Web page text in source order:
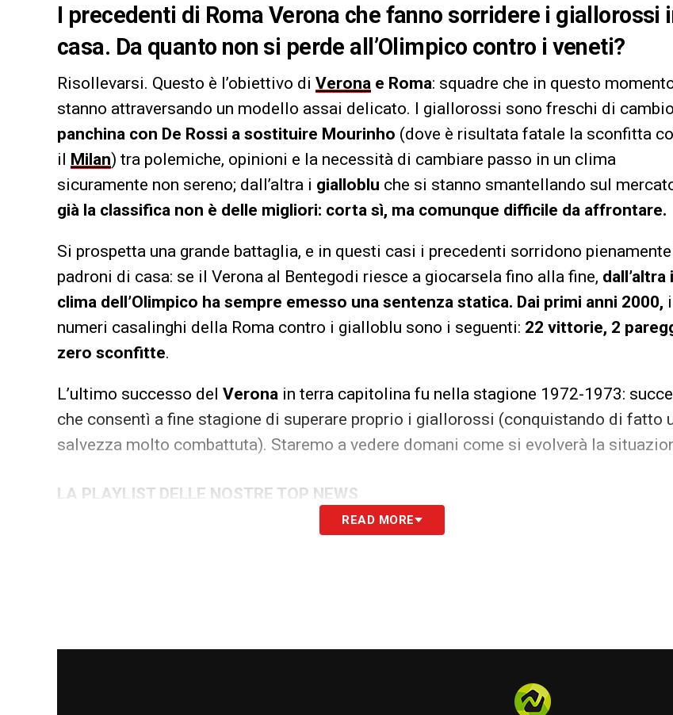
I precedenti di Roma Verona che fanno sorridere i giallorossi
casa. Da quanto non si perde all’Olimpico contro i veneti?
Risollevarsi. Questo è l’obiettivo di Verona e Roma: squadre che in questo
stanno attraversando un modello assai delicato. I giallorossi sono freschi di cambio
panchina con De Rossi a sostituire Mourinho (dove è risultata fatale la sconfitta
il Milan) tra polemiche, opinioni e la necessità di cambiare passo in un clima
sicuramente non sereno; dall’altra i gialloblu che si stanno smantellando sul
già la classifica non è delle migliori: corta sì, ma comunque difficile da affrontare.
Si prospetta una grande battaglia, e in questi casi i precedenti sorridono
padroni di casa: se il Verona al Bentegodi riesce a giocarsela fino alla fine, dall’altra
clima dell’Olimpico ha sempre emesso una sentenza statica. Dai primi anni 2000, i
numeri casalinghi della Roma contro i gialloblu sono i seguenti: 22 vittorie, 2
zero sconfitte.
L’ultimo successo del Verona in terra capitolina fu nella stagione 1972-1973:
che consentì a fine stagione di superare proprio i giallorossi (conquistando di fatto
salvezza molto combattuta). Staremo a vedere domani come si evolverà la
LA PLAYLIST DELLE NOSTRE TOP NEWS
READ MORE